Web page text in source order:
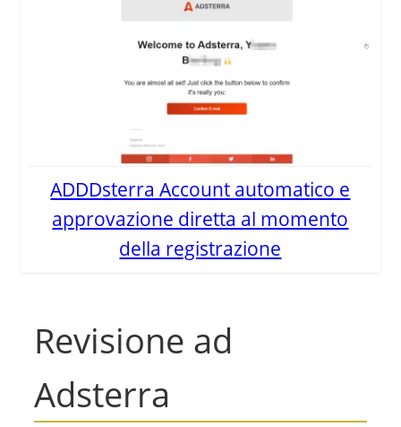
ADDDsterra Account automatico e
approvazione diretta al momento
della registrazione
Revisione ad
Adsterra